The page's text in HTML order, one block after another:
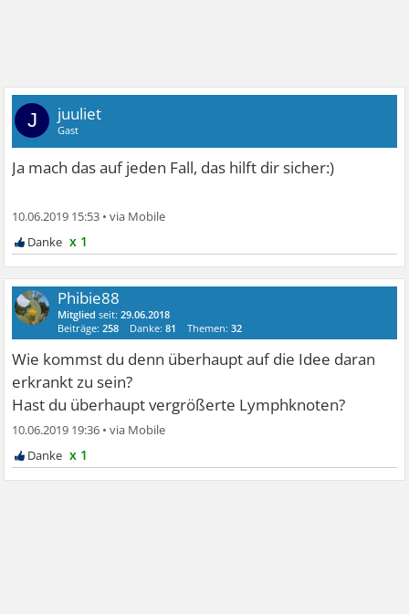
J juuliet
Gast
Ja mach das auf jeden Fall, das hilft dir sicher:)
10.06.2019 15:53 •
x 1
Phibie88
Mitglied seit:29.06.2018
Beiträge:258 Danke:81 Themen:32
Wie kommst du denn überhaupt auf die Idee daran
erkrankt zu sein?
Hast du überhaupt vergrößerte Lymphknoten?
10.06.2019 19:36 •
x 1